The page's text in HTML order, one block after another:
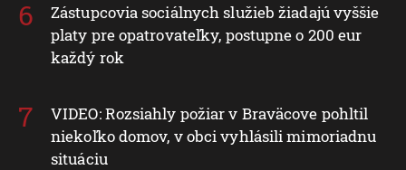
Zástupcovia sociálnych služieb žiadajú vyššie
platy pre opatrovateľky, postupne o 200 eur
každý rok
VIDEO: Rozsiahly požiar v Braväcove pohltil
niekoľko domov, v obci vyhlásili mimoriadnu
situáciu